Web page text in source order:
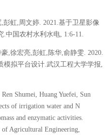
,彭虹,周文婷. 2021.基于卫星影像
.中国农村水利水电, 1:6-11.
,徐宏亮,彭虹, 陈华,俞静雯. 2020.
模拟平台设计.武汉工程大学学报,
Shumei, Huang Yuefei, Sun
of irrigation water and N
and enzymatic activities.
of Agricultural Engineering,